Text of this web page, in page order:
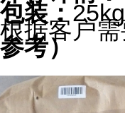
包装：
根据客户
参考）